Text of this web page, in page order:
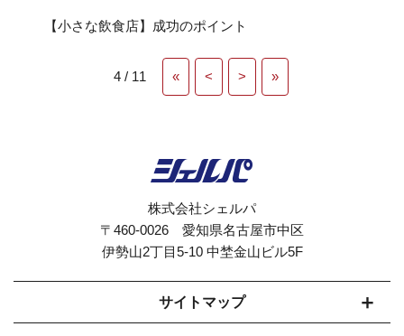
【小さな飲食店】成功のポイント
4 / 11 « < > »
株式会社シェルパ
〒460-0026 愛知県名古屋市中区
伊勢山2丁目5-10 中埜金山ビル5F
サイトマップ